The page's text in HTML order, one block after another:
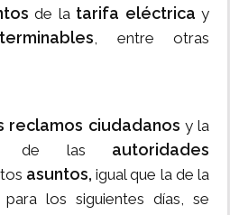
de latarifa eléctrica y
, entre otras
reclamos ciudadanos y la
de las autoridades
asuntos, igual que la de la
para los siguientes días, se